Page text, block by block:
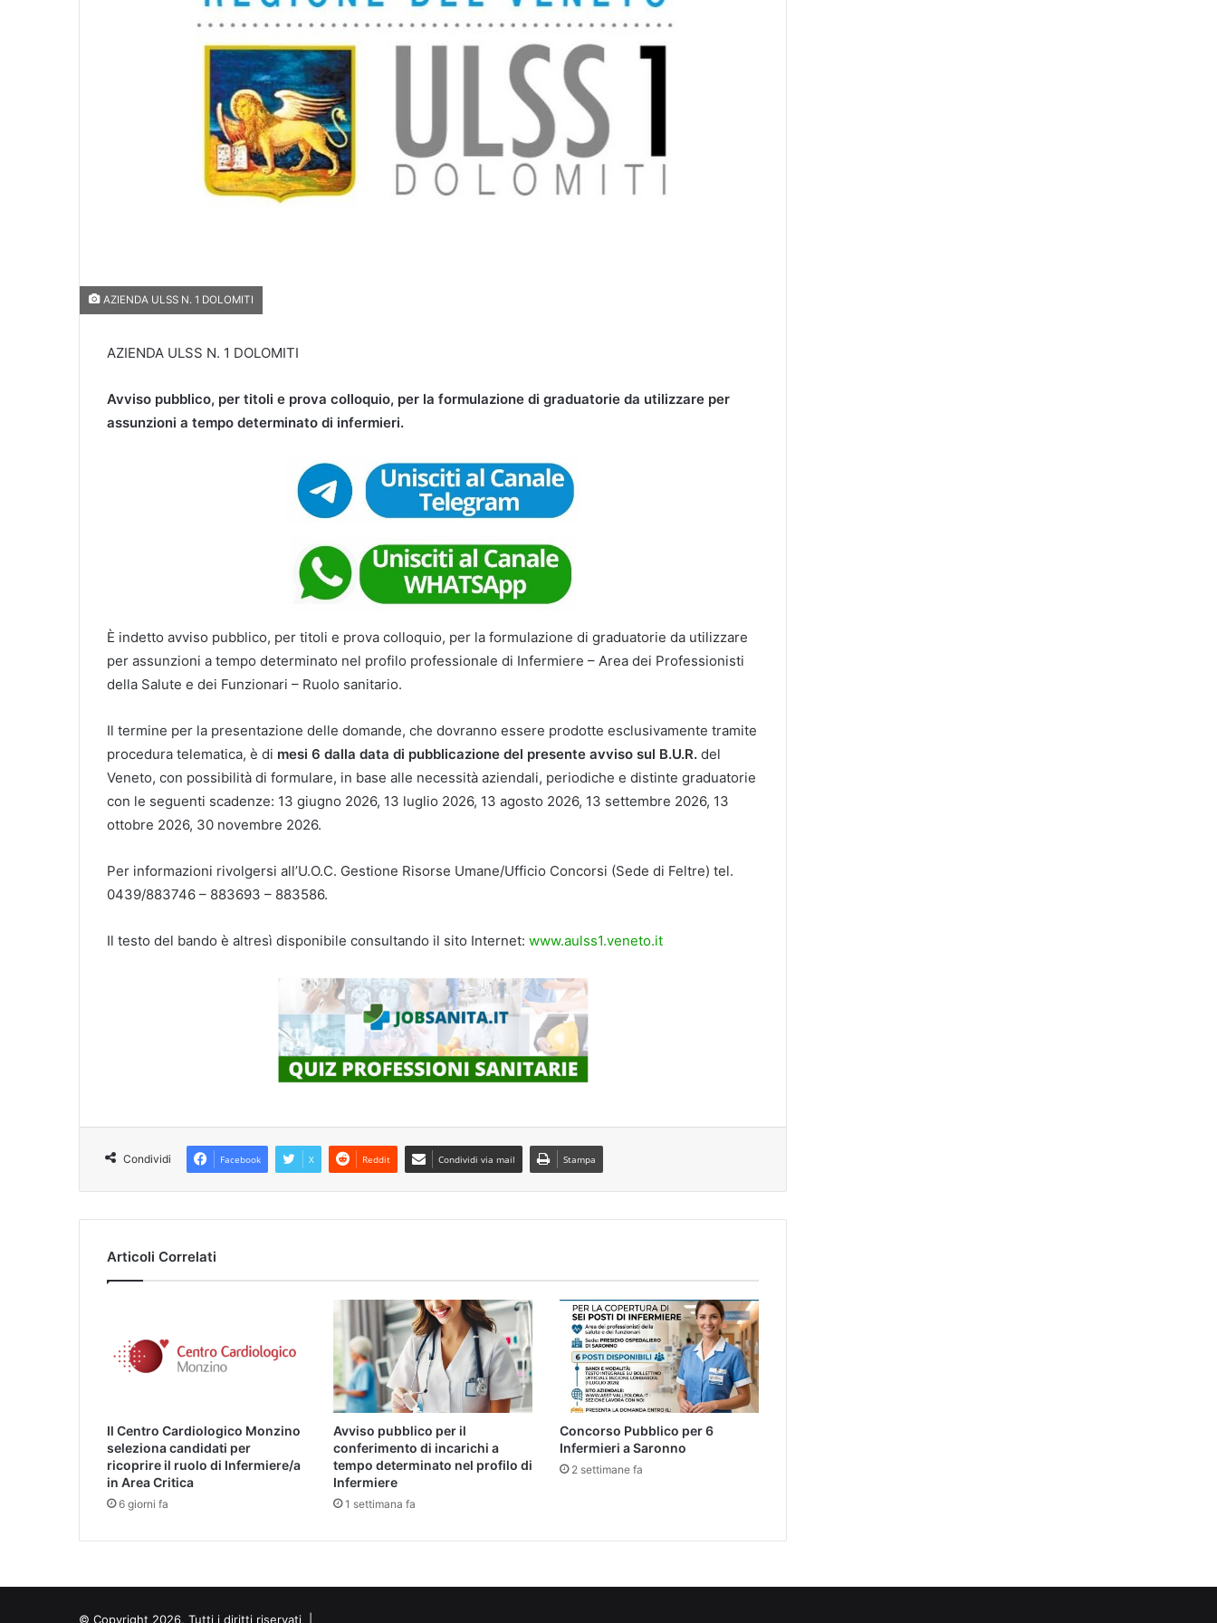
AZIENDA ULSS N. 1 DOLOMITI
AZIENDA ULSS N. 1 DOLOMITI
Avviso pubblico, per titoli e prova colloquio, per la formulazione di graduatorie da utilizzare per
assunzioni a tempo determinato di infermieri.
È indetto avviso pubblico, per titoli e prova colloquio, per la formulazione di graduatorie da utilizzare
per assunzioni a tempo determinato nel profilo professionale di Infermiere – Area dei Professionisti
della Salute e dei Funzionari – Ruolo sanitario.
Il termine per la presentazione delle domande, che dovranno essere prodotte esclusivamente tramite
procedura telematica, è di mesi 6 dalla data di pubblicazione del presente avviso sul B.U.R. del
Veneto, con possibilità di formulare, in base alle necessità aziendali, periodiche e distinte graduatorie
con le seguenti scadenze: 13 giugno 2026, 13 luglio 2026, 13 agosto 2026, 13 settembre 2026, 13
ottobre 2026, 30 novembre 2026.
Per informazioni rivolgersi all’U.O.C. Gestione Risorse Umane/Ufficio Concorsi (Sede di Feltre) tel.
0439/883746 – 883693 – 883586.
Il testo del bando è altresì disponibile consultando il sito Internet: www.aulss1.veneto.it
Condividi Facebook X Reddit Condividi via mail Stampa
Articoli Correlati
Il Centro Cardiologico Monzino
seleziona candidati per
ricoprire il ruolo di Infermiere/a
in Area Critica
6 giorni fa
Avviso pubblico per il
conferimento di incarichi a
tempo determinato nel profilo di
Infermiere
1 settimana fa
Concorso Pubblico per 6
Infermieri a Saronno
2 settimane fa
© Copyright 2026, Tutti i diritti riservati |